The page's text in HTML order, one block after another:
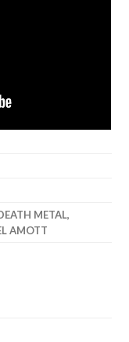
METAL,
AMOTT